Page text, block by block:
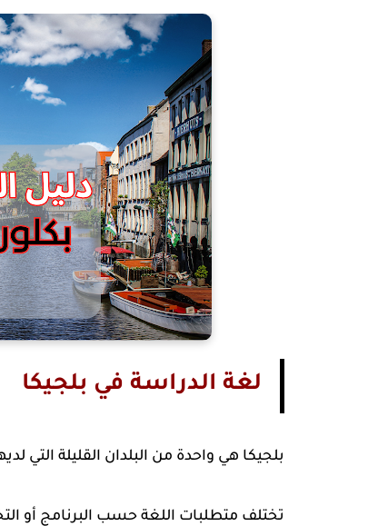
لغة الدراسة في بلجيكا
بلجيكا هي واحدة من البلدان القليلة التي
تختلف متطلبات اللغة حسب البرنامج أو